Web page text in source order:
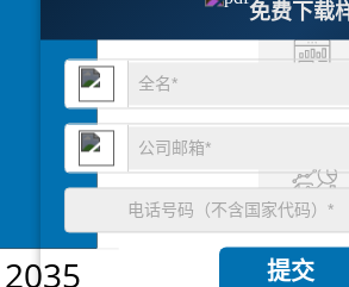
免费下载
提交